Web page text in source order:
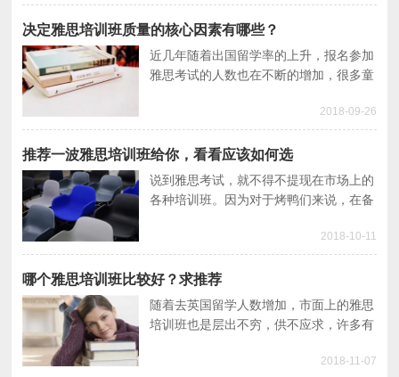
童鞋在做筛选的时候比较迷茫，一边怕价
格贵，一边又怕报了效果不好耽误时间，
更甚至有的在自学和培训之间纠结
决定雅思培训班质量的核心因素有哪些？
近几年随着出国留学率的上升，报名参加
雅思考试的人数也在不断的增加，很多童
会选择报读雅思培训班来提升英语水平
2018-09-26
推荐一波雅思培训班给你，看看应该如何选
说到雅思考试，就不得不提现在市场上的
各种培训班。因为对于烤鸭们来说，在备
雅思培训班更重要的事情了。下面我整理
出几家不错的雅思培训班，烤鸭们有时间
可以重点了解下，并且分享一些在选择培
训班时应该注意的一些细节。
2018-10-11
哪个雅思培训班比较好？求推荐
随着去英国留学人数增加，市面上的雅思
培训班也是层出不穷，供不应求，许多有
平的童鞋都寄希望于从整体市场来选择与
2018-11-07